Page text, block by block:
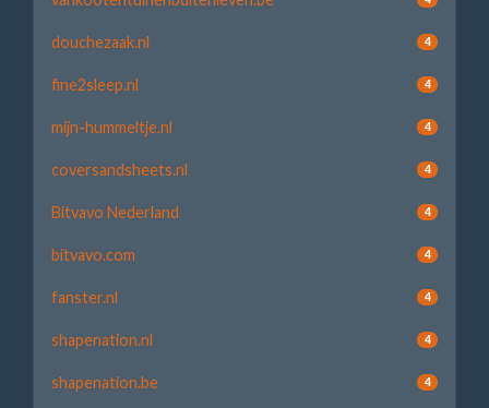
douchezaak.nl 4
fine2sleep.nl 4
mijn-hummeltje.nl 4
coversandsheets.nl 4
Bitvavo Nederland 4
bitvavo.com 4
fanster.nl 4
shapenation.nl 4
shapenation.be 4